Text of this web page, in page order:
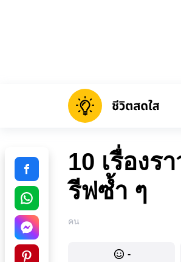
10 เรื่องร
รีฟซ้ำ ๆ
คน
-